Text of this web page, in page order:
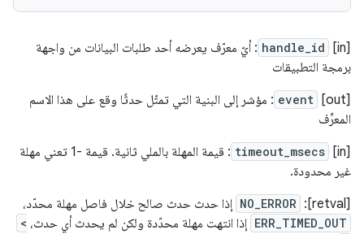
[in]
handle_id : أيّ معرّف يعرضه أحد طلبات البيانات من واجهة
برمجة التطبيقات
[out]
event : مؤشر إلى البنية التي تمثّل حدثًا وقع على هذا الاسم
المعرِّف
[in]
timeout_msecs
: قيمة المهلة بالملي ثانية. قيمة -1 تعني مهلة
غير محدودة.
[retval]:
NO_ERROR إذا حدث حدث صالح خلال فاصل مهلة محدّد،
ERR_TIMED_OUT إذا انتهت مهلة محدّدة ولكن لم يحدث أي حدث، <